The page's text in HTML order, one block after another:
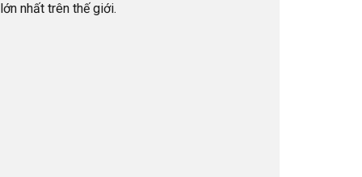
nhất trên thế giới.